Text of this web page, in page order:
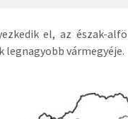
el, az észak-
vármegyéje.